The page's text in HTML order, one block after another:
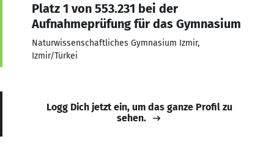
Platz 1 von 553.231 bei der
Aufnahmeprüfung für das Gymnasium
Naturwissenschaftliches Gymnasium Izmir,
Izmir/Türkei
Logg Dich jetzt ein, um das ganze Profil zu
sehen.